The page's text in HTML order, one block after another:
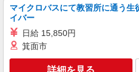
マイクロバスにて教習所に通う生
イバー
日給 15,850円
箕面市
詳細を見る